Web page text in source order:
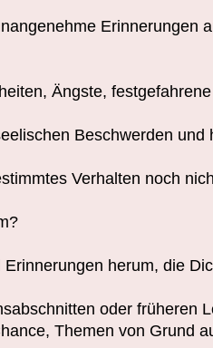
Erinnerungen
Ängste,
Beschwerden
Verhalten noch
herum, die
oder früheren
Themen von Grund